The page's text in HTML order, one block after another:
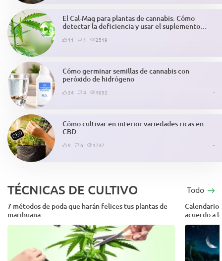
El Cal-Mag para plantas de cannabis: Cómo
detectar la deficiencia y usar el suplemento
11 1 2519 -
Cómo germinar semillas de cannabis con
peróxido de hidrógeno
24 4 1052 -
Cómo cultivar en interior variedades ricas en
CBD
9 6 1737 -
TÉCNICAS DE CULTIVO Todo
7 métodos de poda que harán felices tus plantas de
marihuana
Calendario
acuerdo a